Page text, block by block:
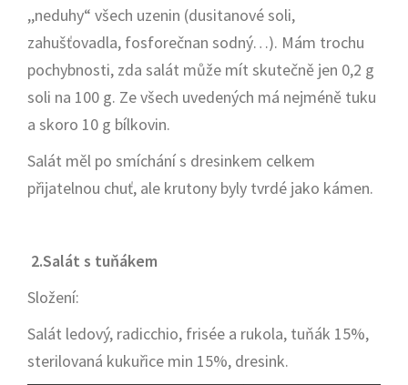
,,neduhy“ všech uzenin (dusitanové soli,
zahušťovadla, fosforečnan sodný…). Mám trochu
pochybnosti, zda salát může mít skutečně jen 0,2 g
soli na 100 g. Ze všech uvedených má nejméně tuku
a skoro 10 g bílkovin.
Salát měl po smíchání s dresinkem celkem
přijatelnou chuť, ale krutony byly tvrdé jako kámen.
2.Salát s tuňákem
Složení:
Salát ledový, radicchio, frisée a rukola, tuňák 15%,
sterilovaná kukuřice min 15%, dresink.